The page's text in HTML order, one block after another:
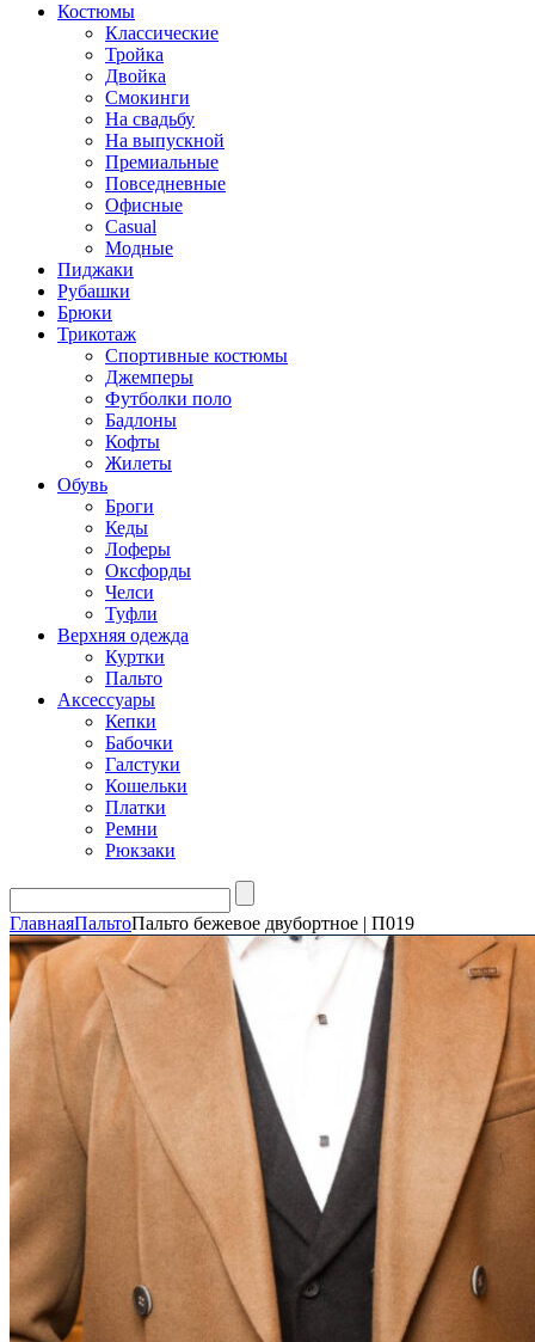
Костюмы
Классические
Тройка
Двойка
Смокинги
На свадьбу
На выпускной
Премиальные
Повседневные
Офисные
Casual
Модные
Пиджаки
Рубашки
Брюки
Трикотаж
Спортивные костюмы
Джемперы
Футболки поло
Бадлоны
Кофты
Жилеты
Обувь
Броги
Кеды
Лоферы
Оксфорды
Челси
Туфли
Верхняя одежда
Куртки
Пальто
Аксессуары
Кепки
Бабочки
Галстуки
Кошельки
Платки
Ремни
Рюкзаки
ГлавнаяПальтоПальто бежевое двубортное | П019